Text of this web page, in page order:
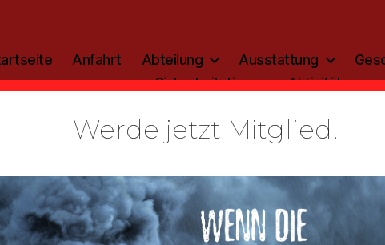
Anfahrt Abteilung Ausstattung
Sicherheitstipp
Aktivitäten
ALLGEMEIN
Werde jetzt Mitglied!